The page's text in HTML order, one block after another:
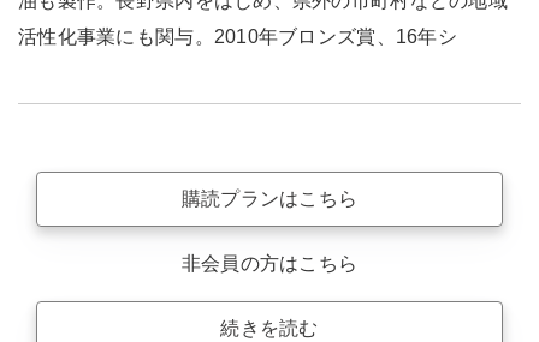
活性化事業にも関与。2010年ブロンズ賞、16年シ
購読プランはこちら
非会員の方はこちら
続きを読む